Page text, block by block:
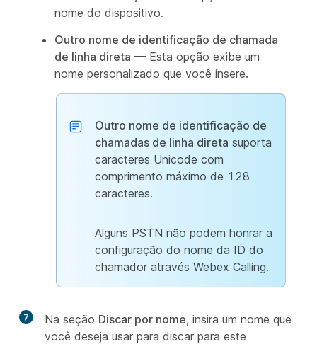
nome do dispositivo.
Outro nome de identificação de chamada
de linha direta — Esta opção exibe um
nome personalizado que você insere.
Outro nome de identificação de
chamadas de linha direta suporta
caracteres Unicode com
comprimento máximo de 128
caracteres.
Alguns PSTN não podem honrar a
configuração do nome da ID do
chamador através Webex Calling.
7 Na seção Discar por nome, insira um nome que
você deseja usar para discar para este